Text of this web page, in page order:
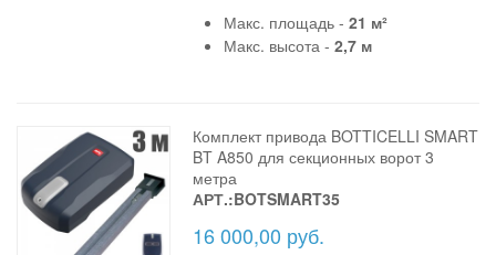
Макс. площадь -21 м²
Макс. высота -2,7 м
Комплект привода BOTTICELLI SMART
BT A850 для секционных ворот 3
метра
АРТ.:BOTSMART35
16 000,00 руб.